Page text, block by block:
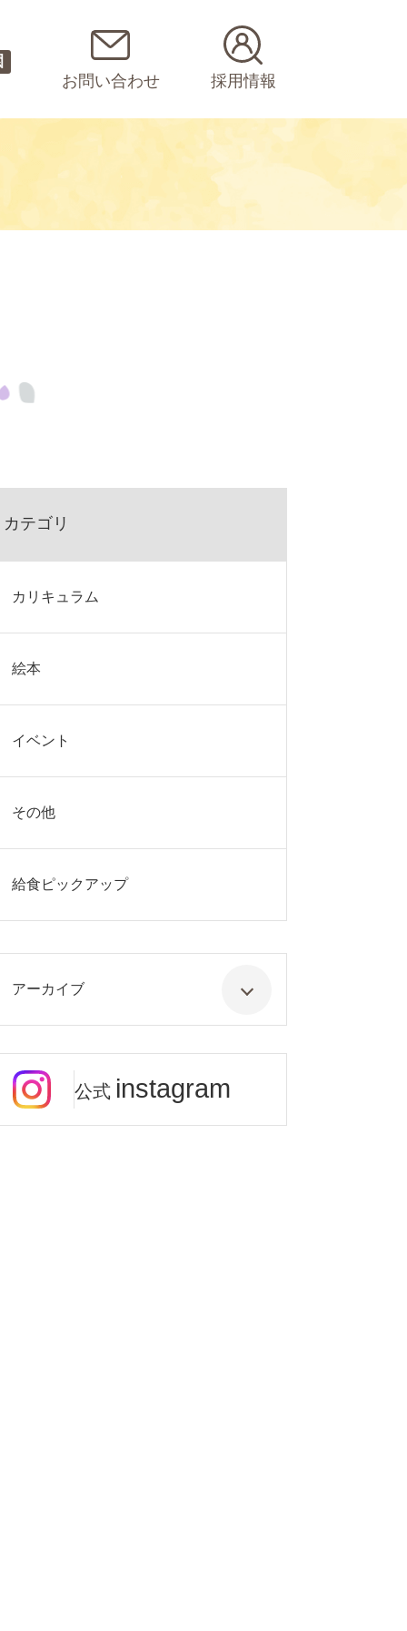
お問い合わせ 採用情報
カテゴリ
カリキュラム
絵本
イベント
その他
給食ピックアップ
アーカイブ
公式 instagram